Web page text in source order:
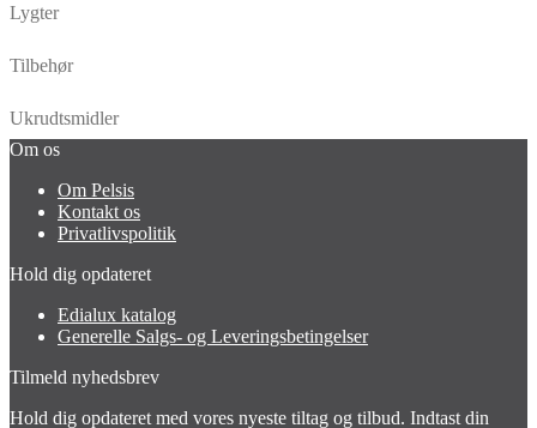
Lygter
Tilbehør
Ukrudtsmidler
Om os
Om Pelsis
Kontakt os
Privatlivspolitik
Hold dig opdateret
Edialux katalog
Generelle Salgs- og Leveringsbetingelser
Tilmeld nyhedsbrev
Hold dig opdateret med vores nyeste tiltag og tilbud. Indtast din